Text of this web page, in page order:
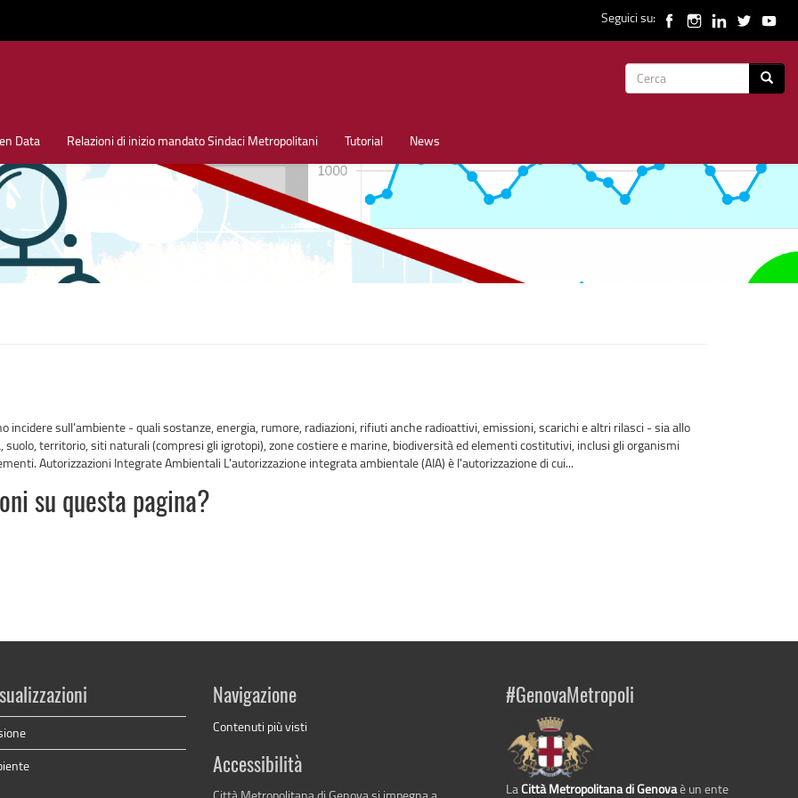
Seguici su:
Form
Data Relazioni di inizio mandato Sindaci Metropolitani Tutorial News
sull’ambiente - quali sostanze, energia, rumore, radiazioni, rifiuti anche radioattivi, emissioni, scarichi e altri rilasci - sia allo
territorio, siti naturali (compresi gli igrotopi), zone costiere e marine, biodiversità ed elementi costitutivi, inclusi gli organismi
Autorizzazioni Integrate Ambientali L'autorizzazione integrata ambientale (AIA) è l'autorizzazione di cui...
su questa pagina?
Navigazione
Contenuti più visti
Accessibilità
Città Metropolitana di Genova si impegna a
#GenovaMetropoli
La Città Metropolitana di Genovaè un ente